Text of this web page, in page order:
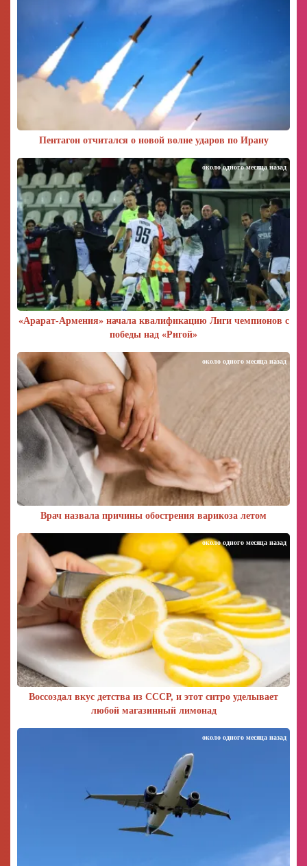
Пентагон отчитался о новой волне ударов по Ирану
«Арарат‑Армения» начала квалификацию Лиги чемпионов с
победы над «Ригой»
около одного месяца назад
Врач назвала причины обострения варикоза летом
около одного месяца назад
Воссоздал вкус детства из СССР, и этот ситро уделывает
любой магазинный лимонад
около одного месяца назад
около одного месяца назад